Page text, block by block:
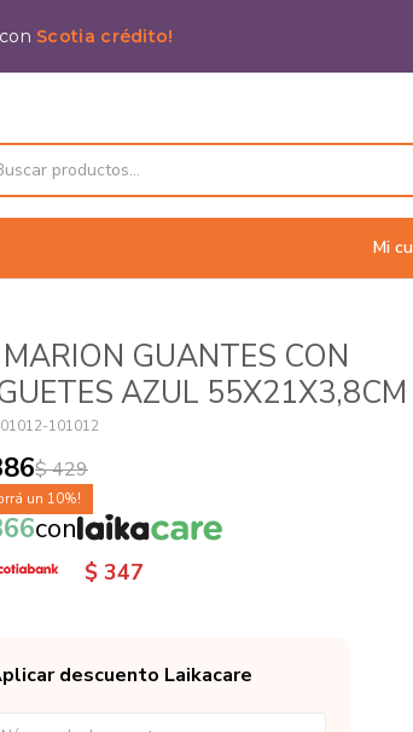
con Scotia crédito!
MARION GUANTES CON
AZUL 55X21X3,8CM
101012
$429
10
con
$ 347
descuento Laikacare